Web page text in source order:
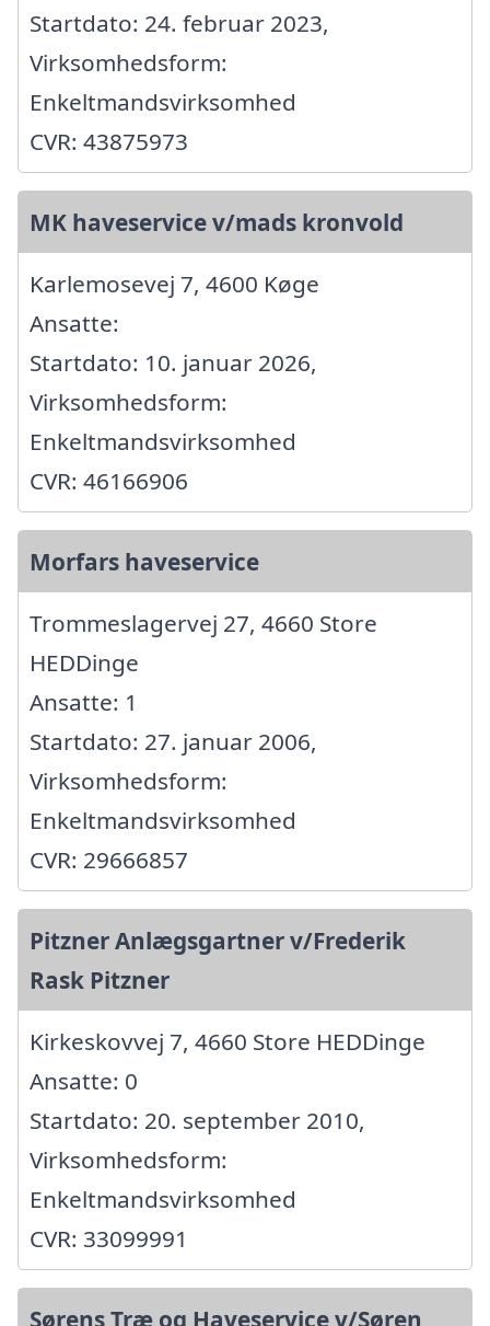
Startdato: 24. februar 2023,
Virksomhedsform:
Enkeltmandsvirksomhed
CVR: 43875973
MK haveservice v/mads kronvold
Karlemosevej 7, 4600 Køge
Ansatte:
Startdato: 10. januar 2026,
Virksomhedsform:
Enkeltmandsvirksomhed
CVR: 46166906
Morfars haveservice
Trommeslagervej 27, 4660 Store
HEDDinge
Ansatte: 1
Startdato: 27. januar 2006,
Virksomhedsform:
Enkeltmandsvirksomhed
CVR: 29666857
Pitzner Anlægsgartner v/Frederik
Rask Pitzner
Kirkeskovvej 7, 4660 Store HEDDinge
Ansatte: 0
Startdato: 20. september 2010,
Virksomhedsform:
Enkeltmandsvirksomhed
CVR: 33099991
Sørens Træ og Haveservice v/Søren